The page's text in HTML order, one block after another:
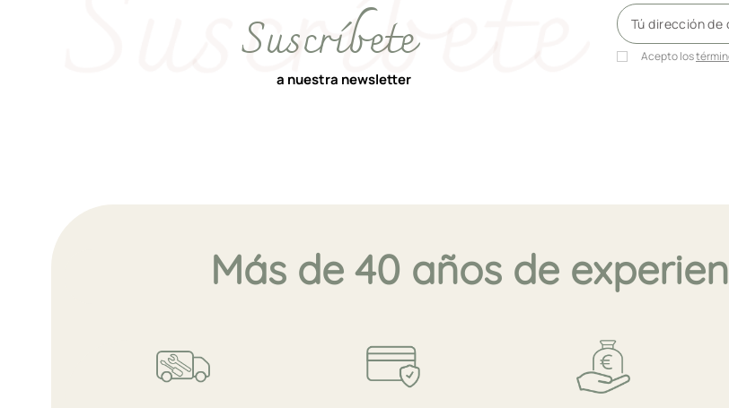
Suscríbete
a nuestra newsletter
Acepto los
Más de 40 años de